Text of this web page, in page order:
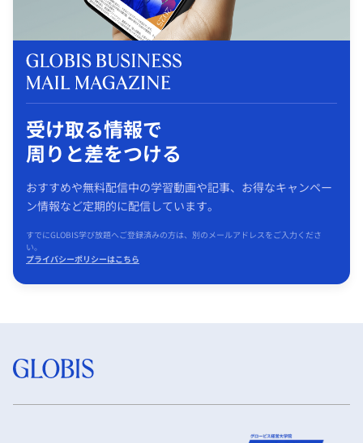
受け取る情報で
周りと差をつける
おすすめや無料配信中の学習動画や記事、お得なキャンペー
ン情報など定期的に配信しています。
すでにGLOBIS学び放題へご登録済みの方は、別のメールアドレスをご入力くださ
い。
プライバシーポリシーはこちら